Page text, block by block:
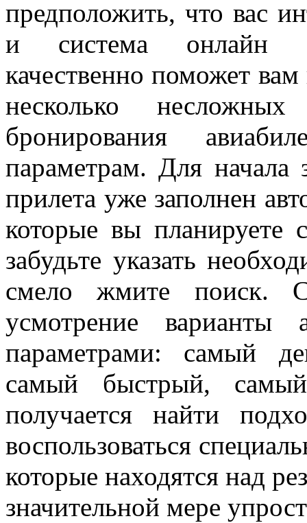
предположить, что вас
и система онлайн
качественно поможет
несколько
бронирования
параметрам. Для начала
прилета уже заполнен
которые вы планируете
забудьте указать
смело жмите поиск.
усмотрение варианты
параметрами: самый
самый быстрый,
получается найти
воспользоваться
которые находятся над
значительной мере